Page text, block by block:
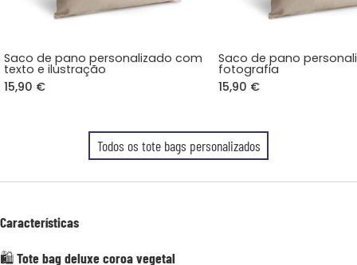
Saco de pano personalizado com
texto e ilustração
15,90 €
Saco de pano
fotografia
15,90 €
Todos os tote bags personalizados
Características
🛍️Tote bag deluxe coroa vegetal